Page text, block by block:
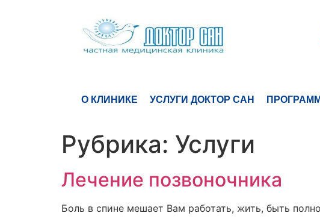
О КЛИНИКЕ УСЛУГИ ДОКТОР САН
Рубрика: Услуги
Лечение позвоночника
Боль в спине мешает Вам работать, жить, быть